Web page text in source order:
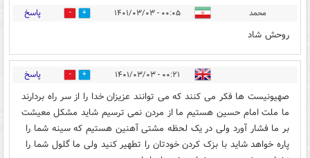
محمد ۰۰:۰۵ - ۱۴۰۱/۰۳/۰۳ 1 پاسخ
روحش شاد
۰۰:۲۱ - ۱۴۰۱/۰۳/۰۳ 1 پاسخ
صهیونیست ها فکر می کنند که می توانند عزیزان خدا را از سر راه بردارند
ما ملت امام حسین هستیم ما از مردن نمی ترسیم شاید مشکل معیشت
بر ما فشار آورد ولی در یک لحظه مشتی آهنین هستیم که سینه شما را
پاره خواهد شاید با بزک کردن خودتان را تطهیر کنید ولی ما گلول شما را